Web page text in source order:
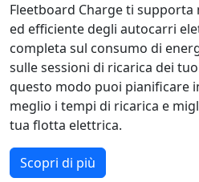
Fleetboard Charge ti
ed efficiente degli autocarri
completa sul consumo di
sulle sessioni di ricarica dei
questo modo puoi pianificare
meglio i tempi di ricarica e
tua flotta elettrica.
Scopri di più